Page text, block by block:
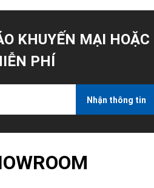
KHUYẾN MẠI HOẶC
PHÍ
Nhận thông tin